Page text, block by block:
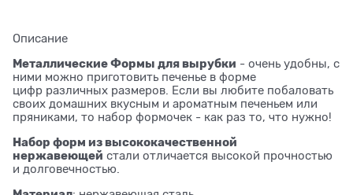
Описание
Металлические Формы для вырубки - очень удобны, с
ними можно приготовить печенье в форме
цифр различных размеров. Если вы любите побаловать
своих домашних вкусным и ароматным печеньем или
пряниками, то набор формочек - как раз то, что нужно!
Набор форм из высококачественной
нержавеющей стали отличается высокой прочностью
и долговечностью.